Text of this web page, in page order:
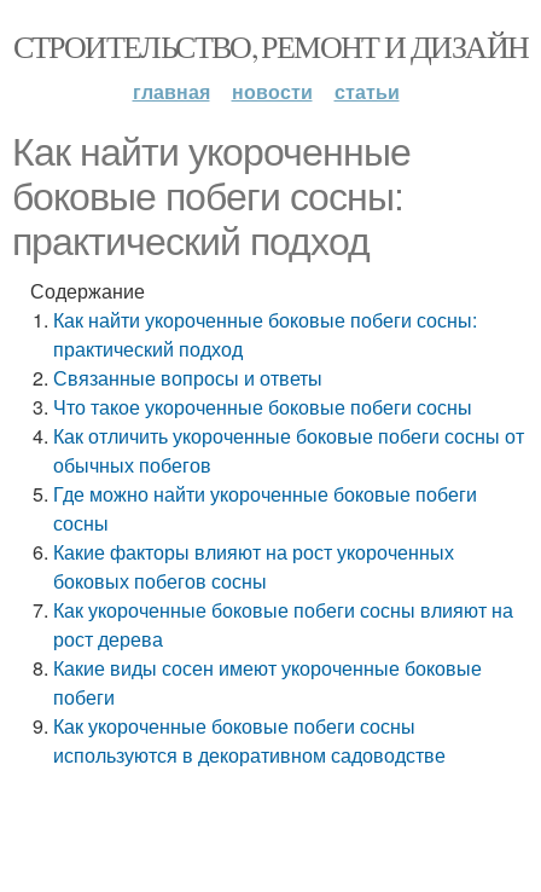
СТРОИТЕЛЬСТВО, РЕМОНТ И ДИЗАЙН
главная новости статьи
Как найти укороченные
боковые побеги сосны:
практический подход
Содержание
Как найти укороченные боковые побеги сосны:
практический подход
Связанные вопросы и ответы
Что такое укороченные боковые побеги сосны
Как отличить укороченные боковые побеги сосны от
обычных побегов
Где можно найти укороченные боковые побеги
сосны
Какие факторы влияют на рост укороченных
боковых побегов сосны
Как укороченные боковые побеги сосны влияют на
рост дерева
Какие виды сосен имеют укороченные боковые
побеги
Как укороченные боковые побеги сосны
используются в декоративном садоводстве